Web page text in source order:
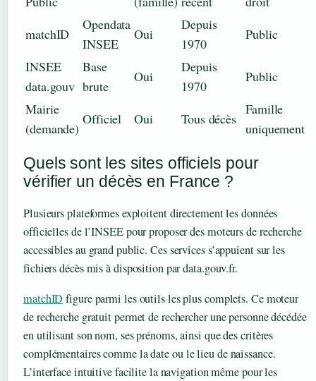
matchID
Opendata
INSEE
Oui
Depuis
1970
Public
INSEE
data.gouv
Base
brute
Oui
Depuis
1970
Public
Mairie
(demande)
Officiel Oui Tous décès
Famille
uniquement
Quels sont les sites officiels pour
vérifier un décès en France ?
Plusieurs plateformes exploitent directement les données
officielles de l’INSEE pour proposer des moteurs de recherche
accessibles au grand public. Ces services s’appuient sur les
fichiers décès mis à disposition par data.gouv.fr.
matchIDfigure parmi les outils les plus complets. Ce moteur
de recherche gratuit permet de rechercher une personne décédée
en utilisant son nom, ses prénoms, ainsi que des critères
complémentaires comme la date ou le lieu de naissance.
L’interface intuitive facilite la navigation même pour les